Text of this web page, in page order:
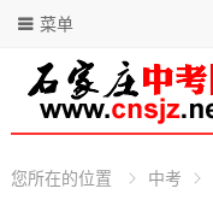
菜单
您所在的位置 中考